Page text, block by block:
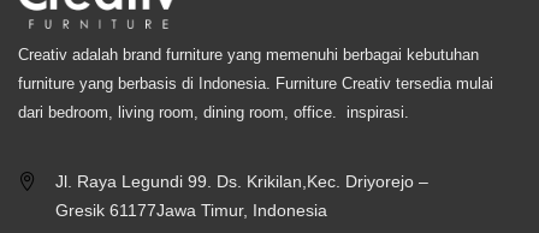
Creativ adalah brand furniture yang memenuhi berbagai kebutuhan
furniture yang berbasis di Indonesia. Furniture Creativ tersedia mulai
dari bedroom, living room, dining room, office. inspirasi.
Jl. Raya Legundi 99. Ds. Krikilan,Kec. Driyorejo –
Gresik 61177Jawa Timur, Indonesia